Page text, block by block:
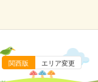
関西版 エリア変更